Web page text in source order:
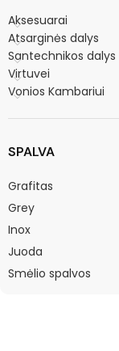
Aksesuarai
Atsarginės dalys
Santechnikos dalys
Virtuvei
Vonios Kambariui
SPALVA
Grafitas
Grey
Inox
Juoda
Smėlio spalvos